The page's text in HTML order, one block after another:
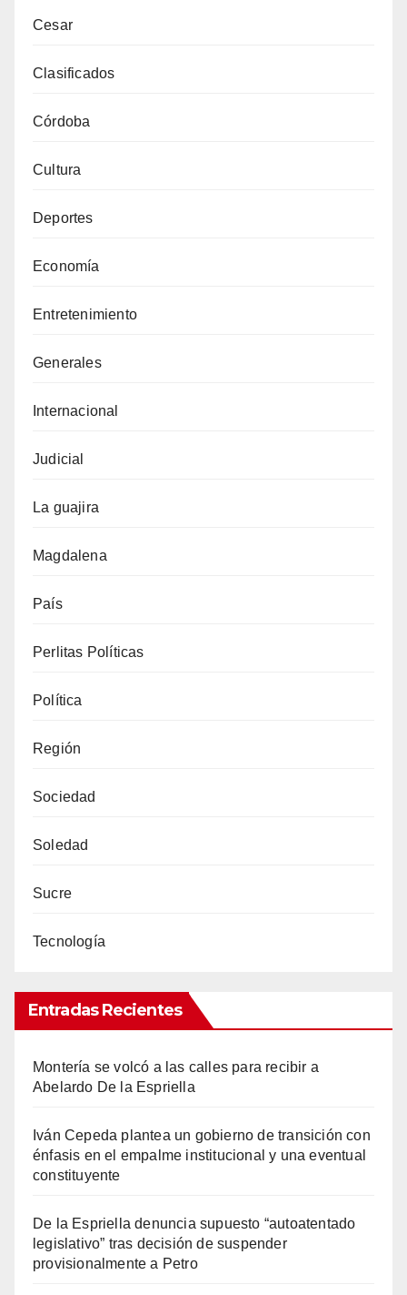
Cesar
Clasificados
Córdoba
Cultura
Deportes
Economía
Entretenimiento
Generales
Internacional
Judicial
La guajira
Magdalena
País
Perlitas Políticas
Política
Región
Sociedad
Soledad
Sucre
Tecnología
Entradas Recientes
Montería se volcó a las calles para recibir a
Abelardo De la Espriella
Iván Cepeda plantea un gobierno de transición con
énfasis en el empalme institucional y una eventual
constituyente
De la Espriella denuncia supuesto “autoatentado
legislativo” tras decisión de suspender
provisionalmente a Petro